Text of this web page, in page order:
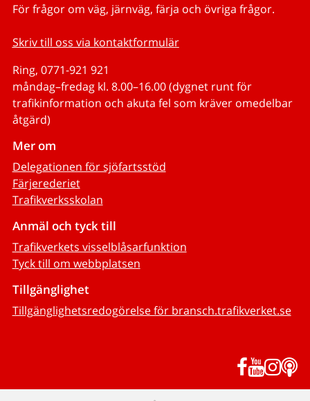
För frågor om väg, järnväg, färja och övriga frågor.
Skriv till oss via kontaktformulär
Ring, 0771-921 921
måndag–fredag kl. 8.00–16.00 (dygnet runt för
trafikinformation och akuta fel som kräver omedelbar
åtgärd)
Mer om
Delegationen för sjöfartsstöd
Färjerederiet
Trafikverksskolan
Anmäl och tyck till
Trafikverkets visselblåsarfunktion
Tyck till om webbplatsen
Tillgänglighet
Tillgänglighetsredogörelse för bransch.trafikverket.se
Facebook
YouTube